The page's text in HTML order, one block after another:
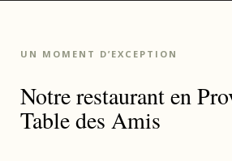
UN MOMENT D’EXCEPTION
Notre restaurant en
Table des Amis